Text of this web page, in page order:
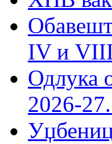
IV и VIII
Одлука
2026-